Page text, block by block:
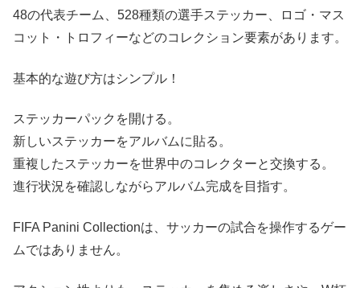
48の代表チーム、528種類の選手ステッカー、ロゴ・マス
コット・トロフィーなどのコレクション要素があります。
基本的な遊び方はシンプル！
ステッカーパックを開ける。
新しいステッカーをアルバムに貼る。
重複したステッカーを世界中のコレクターと交換する。
進行状況を確認しながらアルバム完成を目指す。
FIFA Panini Collectionは、サッカーの試合を操作するゲー
ムではありません。